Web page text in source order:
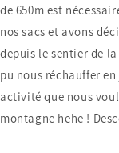
de 650m est
nos sacs et avons
depuis le sentier de
pu nous réchauffer
activité que nous
montagne hehe !